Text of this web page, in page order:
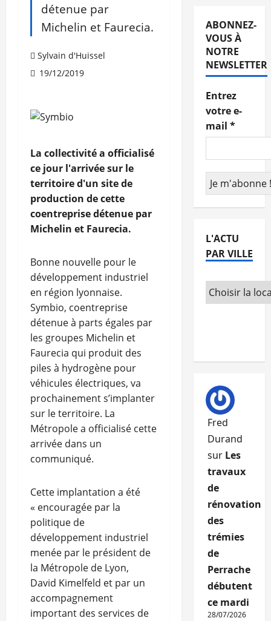
détenue par
Michelin et Faurecia.
Sylvain d'Huissel
19/12/2019
La collectivité a officialisé
ce jour l'arrivée sur le
territoire d'un site de
production de cette
coentreprise détenue par
Michelin et Faurecia.
Bonne nouvelle pour le
développement industriel
en région lyonnaise.
Symbio, coentreprise
détenue à parts égales par
les groupes Michelin et
Faurecia qui produit des
piles à hydrogène pour
véhicules électriques, va
prochainement s’implanter
sur le territoire. La
Métropole a officialisé cette
arrivée dans un
communiqué.
Cette implantation a été
« encouragée par la
politique de
développement industriel
menée par le président de
la Métropole de Lyon,
David Kimelfeld et par un
accompagnement
important des services de
ABONNEZ-
VOUS À
NOTRE
NEWSLETTER
Entrez
votre e-
mail *
L'ACTU
PAR VILLE
Fred
Durand
sur Les
travaux
de
rénovation
des
trémies
de
Perrache
débutent
ce mardi
28/07/2026